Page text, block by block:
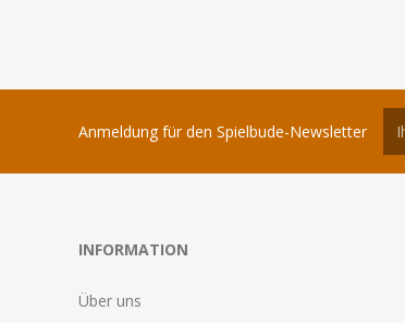
Anmeldung für den Spielbude-Newsletter
INFORMATION
Über uns